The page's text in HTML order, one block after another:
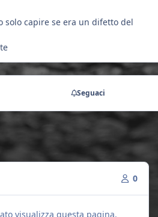
solo capire se era un difetto del
Seguaci
0
visualizza questa pagina.